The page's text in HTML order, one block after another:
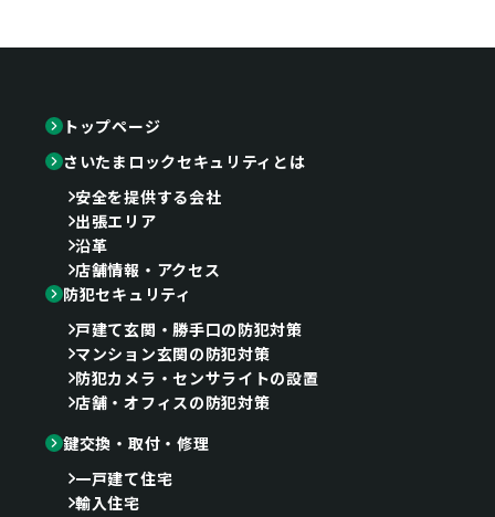
トップページ
さいたまロックセキュリティとは
安全を提供する会社
出張エリア
沿革
店舗情報・アクセス
防犯セキュリティ
戸建て玄関・勝手口の防犯対策
マンション玄関の防犯対策
防犯カメラ・センサライトの設置
店舗・オフィスの防犯対策
鍵交換・取付・修理
一戸建て住宅
輸入住宅